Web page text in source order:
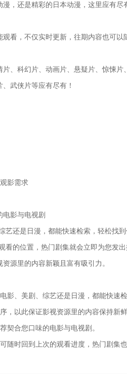
，还是精彩的日本动漫，这里应有尽
看，不仅实时更新，往期内容也可以
、科幻片、动画片、悬疑片、惊悚片
武侠片等应有尽有！
影需求
影与电视剧
艺还是日漫，都能快速检索，轻松找
看的位置，热门剧集就会立即为您发
源里的内容新颖且富有吸引力。
影、美剧、综艺还是日漫，都能快速
，以此保证影视资源里的内容保持新鲜
契合您口味的电影与电视剧。
随时回到上次的观看进度，热门剧集